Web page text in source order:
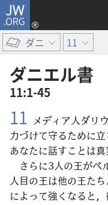
JW.ORG
ダニ 11
ダニエル​書
11:1-45
11 メディア人ダリ
力づけて守るために立
あなたに話すことは真
さらに3人の王がペ
人目の王は他の王た
によって強くなると